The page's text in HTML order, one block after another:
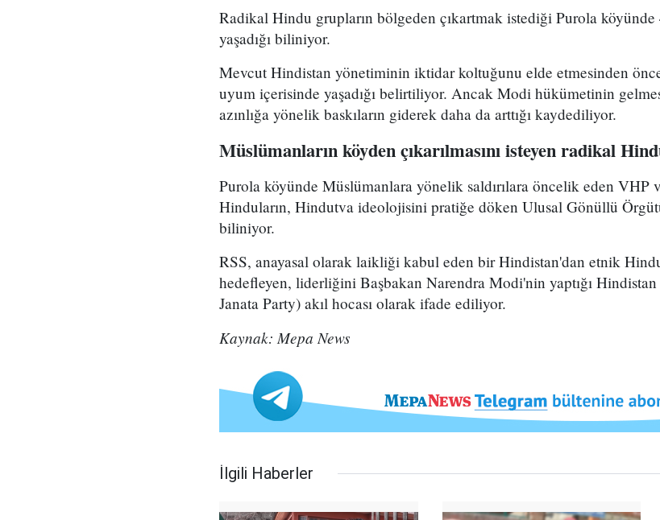
Radikal Hindu grupların bölgeden çıkartmak istediği Purola
yaşadığı biliniyor.
Mevcut Hindistan yönetiminin iktidar koltuğunu elde etmesinden
uyum içerisinde yaşadığı belirtiliyor. Ancak Modi hükümetinin
azınlığa yönelik baskıların giderek daha da arttığı kaydediliyor.
Müslümanların köyden çıkarılmasını isteyen radikal
Purola köyünde Müslümanlara yönelik saldırılara öncelik eden VHP
Hinduların, Hindutva ideolojisini pratiğe döken Ulusal Gönüllü
biliniyor.
RSS, anayasal olarak laikliği kabul eden bir Hindistan'dan etnik
hedefleyen, liderliğini Başbakan Narendra Modi'nin yaptığı
Janata Party) akıl hocası olarak ifade ediliyor.
Kaynak: Mepa News
İlgili Haberler